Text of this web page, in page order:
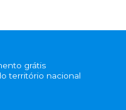
grátis
território nacional